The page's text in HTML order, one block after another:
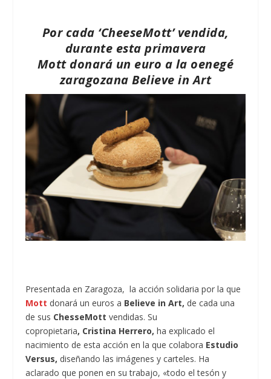
Por cada ‘CheeseMott’ vendida,
durante esta primavera
Mott donará un euro a la oenegé
zaragozana Believe in Art
Presentada en Zaragoza, la acción solidaria por la que
Mott donará un euros a Believe in Art, de cada una
de sus ChesseMott vendidas. Su
copropietaria, Cristina Herrero, ha explicado el
nacimiento de esta acción en la que colabora Estudio
Versus, diseñando las imágenes y carteles. Ha
aclarado que ponen en su trabajo, «todo el tesón y